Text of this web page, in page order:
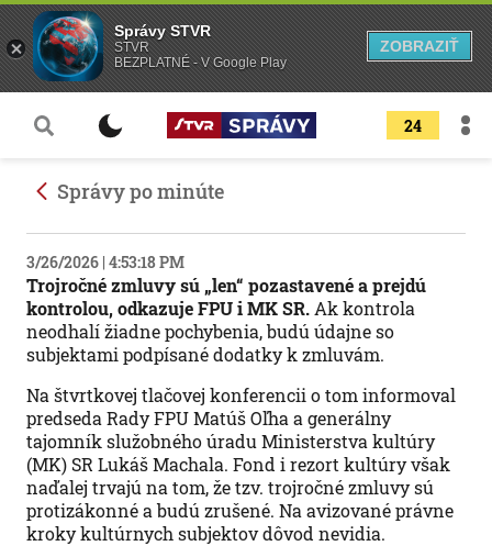
24
Správy po minúte
3/26/2026 | 4:53:18 PM
Trojročné zmluvy sú „len“ pozastavené a prejdú
kontrolou, odkazuje FPU i MK SR. Ak kontrola
neodhalí žiadne pochybenia, budú údajne so
subjektami podpísané dodatky k zmluvám.
Na štvrtkovej tlačovej konferencii o tom informoval
predseda Rady FPU Matúš Oľha a generálny
tajomník služobného úradu Ministerstva kultúry
(MK) SR Lukáš Machala. Fond i rezort kultúry však
naďalej trvajú na tom, že tzv. trojročné zmluvy sú
protizákonné a budú zrušené. Na avizované právne
kroky kultúrnych subjektov dôvod nevidia.
Správy STVR
STVR
BEZPLATNÉ - V Google Play
ZOBRAZIŤ